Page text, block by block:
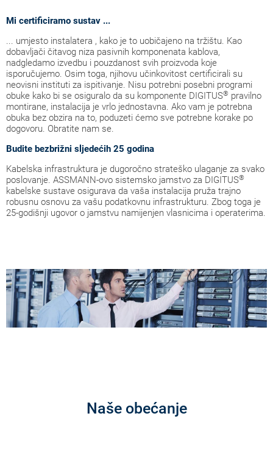
Mi certificiramo sustav ...
... umjesto instalatera , kako je to uobičajeno na tržištu. Kao
dobavljači čitavog niza pasivnih komponenata kablova,
nadgledamo izvedbu i pouzdanost svih proizvoda koje
isporučujemo. Osim toga, njihovu učinkovitost certificirali su
neovisni instituti za ispitivanje. Nisu potrebni posebni programi
obuke kako bi se osiguralo da su komponente DIGITUS® pravilno
montirane, instalacija je vrlo jednostavna. Ako vam je potrebna
obuka bez obzira na to, poduzeti ćemo sve potrebne korake po
dogovoru. Obratite nam se.
Budite bezbrižni sljedećih 25 godina
Kabelska infrastruktura je dugoročno strateško ulaganje za svako
poslovanje. ASSMANN-ovo sistemsko jamstvo za DIGITUS®
kabelske sustave osigurava da vaša instalacija pruža trajno
robusnu osnovu za vašu podatkovnu infrastrukturu. Zbog toga je
25-godišnji ugovor o jamstvu namijenjen vlasnicima i operaterima.
Naše obećanje